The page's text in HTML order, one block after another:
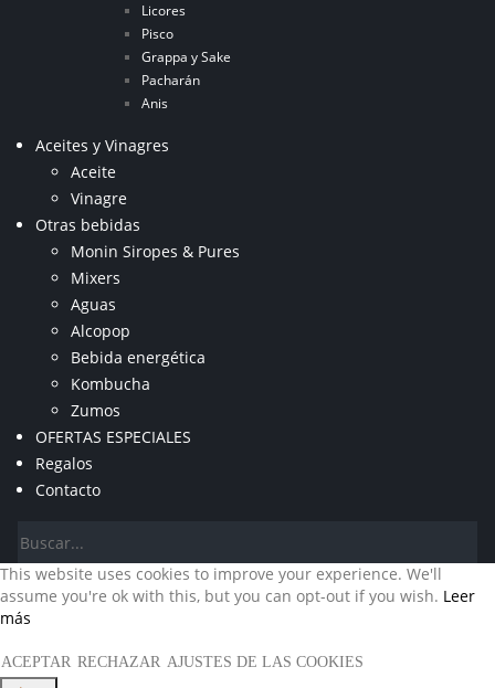
Licores
Pisco
Grappa y Sake
Pacharán
Anis
Aceites y Vinagres
Aceite
Vinagre
Otras bebidas
Monin Siropes & Pures
Mixers
Aguas
Alcopop
Bebida energética
Kombucha
Zumos
OFERTAS ESPECIALES
Regalos
Contacto
This website uses cookies to improve your experience. We'll
assume you're ok with this, but you can opt-out if you wish. Leer
más
ACEPTAR RECHAZAR AJUSTES DE LAS COOKIES